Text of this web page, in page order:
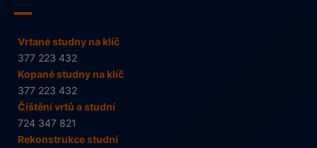
Vrtané studny na klíč
377 223 432
Kopané studny na klíč
377 223 432
Čištění vrtů a studní
724 347 821
Rekonstrukce studní